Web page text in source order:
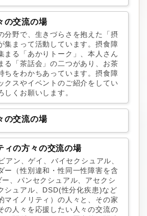
の交流の場
分野で、生きづらさを抱えた「摂
集まって活動しています。摂食障
まる「あかりトーク」、本人さん
る「茶話会」の二つがあり、お茶
ちをわかちあっています。摂食障
クスやイベントのご紹介をしてい
しくお願いします。
の交流の場
ィの方々の交流の場
アン、ゲイ、バイセクシュアル、
ー（性別違和・性同一性障害を含
、パンセクシュアル、アセクシ
シュアル、DSD(性分化疾患)など
マイノリティ）の人々と、その家
の人々を応援したい人々の交流の